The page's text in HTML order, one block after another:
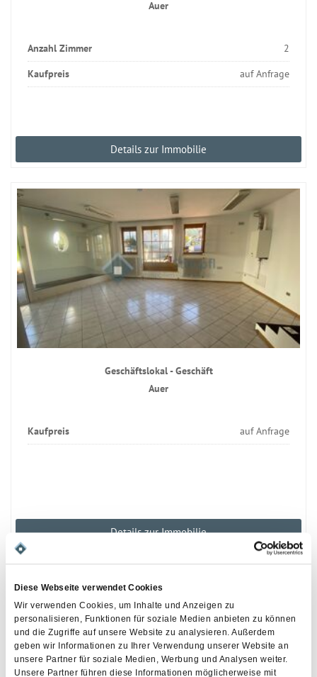
Diese Webseite verwendet Cookies
Wir verwenden Cookies, um Inhalte und Anzeigen zu
personalisieren, Funktionen für soziale Medien anbieten zu können
und die Zugriffe auf unsere Website zu analysieren. Außerdem
geben wir Informationen zu Ihrer Verwendung unserer Website an
unsere Partner für soziale Medien, Werbung und Analysen weiter.
Unsere Partner führen diese Informationen möglicherweise mit
Auer
Anzahl Zimmer
2
Kaufpreis
auf Anfrage
Details zur Immobilie
Geschäftslokal - Geschäft
Auer
Kaufpreis auf Anfrage
Details zur Immobilie